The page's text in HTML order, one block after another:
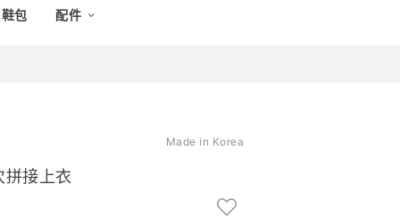
鞋包 配件
Made in Korea
接上衣